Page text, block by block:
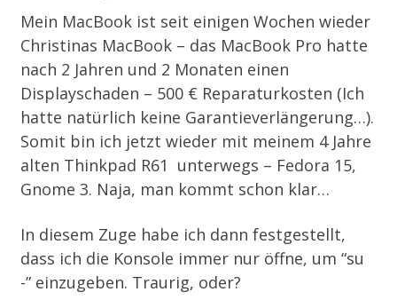
Mein MacBook ist seit einigen Wochen wieder
Christinas MacBook – das MacBook Pro hatte
nach 2 Jahren und 2 Monaten einen
Displayschaden – 500 € Reparaturkosten (Ich
hatte natürlich keine Garantieverlängerung…).
Somit bin ich jetzt wieder mit meinem 4 Jahre
alten Thinkpad R61 unterwegs – Fedora 15,
Gnome 3. Naja, man kommt schon klar…
In diesem Zuge habe ich dann festgestellt,
dass ich die Konsole immer nur öffne, um “su
-” einzugeben. Traurig, oder?